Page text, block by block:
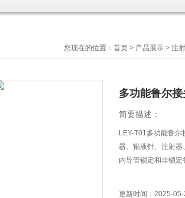
您现在的位置： 首页 > 产品展示 > 注
多功能鲁尔
简要描述：
LEY-T01多功能鲁
器、输液针、注射
内导管锁定和非锁定
更新时间： 2025-05-